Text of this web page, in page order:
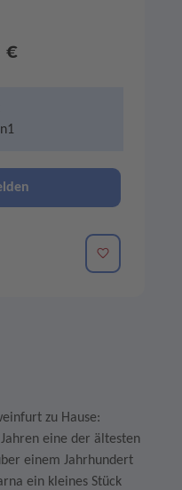
€
Merken
zu Hause:
eine der ältesten
einem Jahrhundert
ein kleines Stück